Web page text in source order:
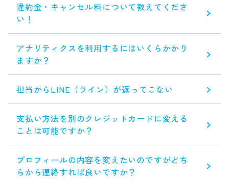
違約金・キャンセル料について教えてくださ
い！
アナリティクスを利用するにはいくらかかり
ますか？
担当からLINE（ライン）が返ってこない
支払い方法を別のクレジットカードに変える
ことは可能ですか？
プロフィールの内容を変えたいのですがどち
らから連絡すれば良いですか？